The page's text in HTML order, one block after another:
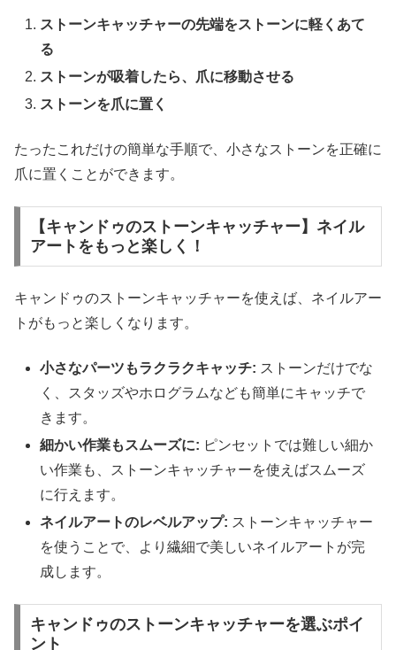
ストーンキャッチャーの先端をストーンに軽くあて
る
ストーンが吸着したら、爪に移動させる
ストーンを爪に置く
たったこれだけの簡単な手順で、小さなストーンを正確に
爪に置くことができます。
【キャンドゥのストーンキャッチャー】ネイル
アートをもっと楽しく！
キャンドゥのストーンキャッチャーを使えば、ネイルアー
トがもっと楽しくなります。
小さなパーツもラクラクキャッチ: ストーンだけでな
く、スタッズやホログラムなども簡単にキャッチで
きます。
細かい作業もスムーズに: ピンセットでは難しい細か
い作業も、ストーンキャッチャーを使えばスムーズ
に行えます。
ネイルアートのレベルアップ: ストーンキャッチャー
を使うことで、より繊細で美しいネイルアートが完
成します。
キャンドゥのストーンキャッチャーを選ぶポイ
ント